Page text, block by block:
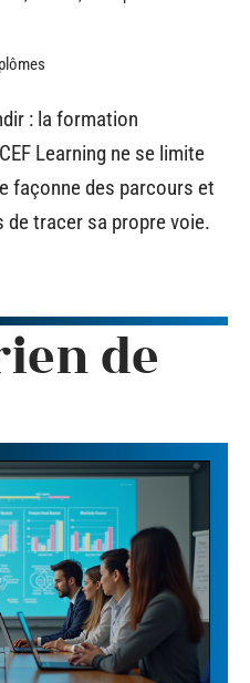
: la formation
Learning ne se limite
façonne des parcours et
de tracer sa propre voie.
de